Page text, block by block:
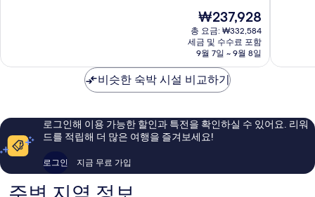
알
나
훌
이
후
기
현
재
요
금
₩237,928
₩237,928
총 요금: ₩332,584
세금 및 수수료 포함
9월 7일 ~ 9월 8일
이
훌
이
용
비슷한 숙박 시설 비교하기
로그인해 이용 가능한 할인과 특전을 확인하실 수 있어요. 리워
드를 적립해 더 많은 여행을 즐겨보세요!
로그인 지금 무료 가입